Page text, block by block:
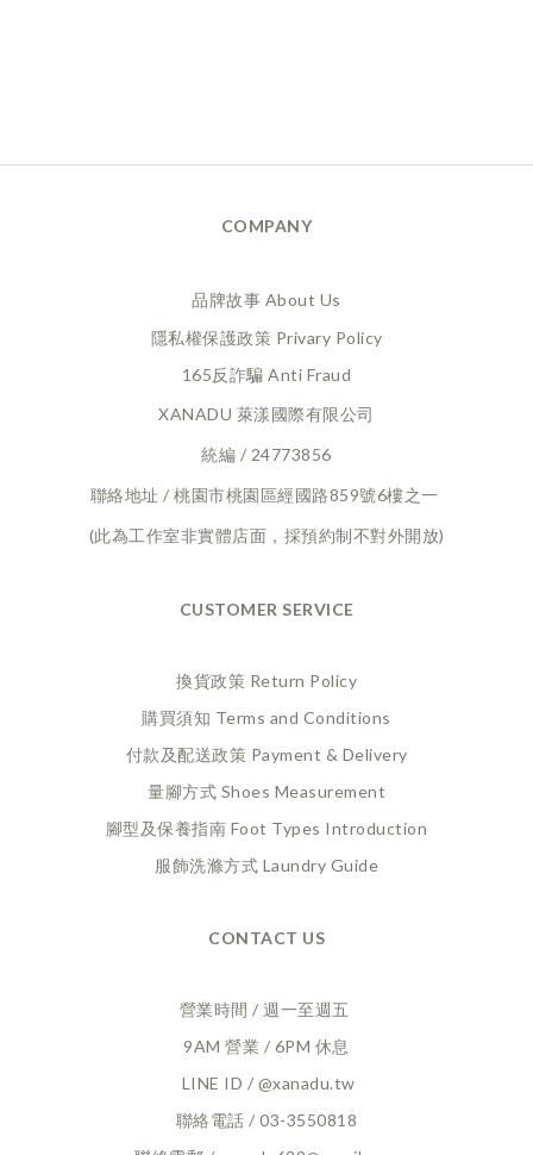
COMPANY
品牌故事 About Us
隱私權保護政策 Privary Policy
165反詐騙 Anti Fraud
XANADU 萊漾國際有限公司
統編 / 24773856
聯絡地址 / 桃園市桃園區經國路859號6樓之一
(此為工作室非實體店面，採預約制不對外開放)
CUSTOMER SERVICE
換貨政策 Return Policy
購買須知 Terms and Conditions
付款及配送政策 Payment & Delivery
量腳方式 Shoes Measurement
腳型及保養指南 Foot Types Introduction
服飾洗滌方式 Laundry Guide
CONTACT US
營業時間 / 週一至週五
9AM 營業 / 6PM 休息
LINE ID / @xanadu.tw
聯絡電話 / 03-3550818